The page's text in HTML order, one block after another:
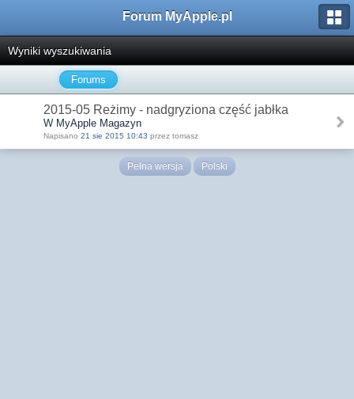
Forum MyApple.pl
Wyniki wyszukiwania
Forums
2015-05 Reżimy - nadgryziona część jabłka
W MyApple Magazyn
Napisano 21 sie 2015 10:43 przez tomasz
Pełna wersja Polski